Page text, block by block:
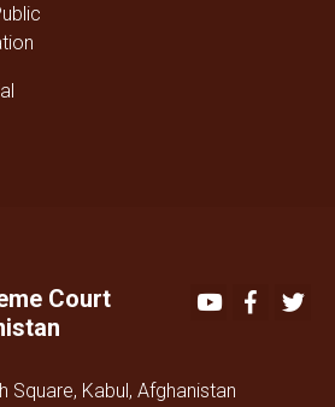
Court
Youtube
Square, Kabul, Afghanistan